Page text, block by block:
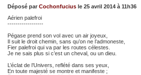
Déposé par Cochonfucius le 25 avril 2014 à 11h36
Aérien palefroi
------------------
Pégase prend son vol avec un air joyeux,
Il suit le droit chemin, sans qu’on ne l’admoneste,
Fier palefroi qui va par les routes célestes.
Je ne sais plus si c’est un cheval, ou un dieu.
L’éclat de l’Univers, reflété dans ses yeux,
En toute majesté se montre et manifeste ;